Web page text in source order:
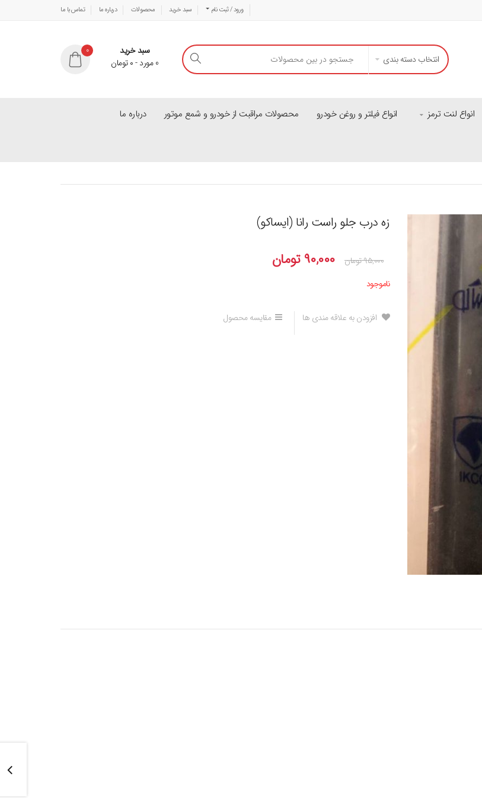
ورود / ثبت نام سبد خرید محصولات درباره ما تماس با ما
انتخاب دسته بندی
0
سبد خرید
0مورد-۰ تومان
انواع لنت ترمز انواع فیلتر و روغن خودرو محصولات مراقبت از خودرو و شمع موتور درباره ما
زه درب جلو راست رانا (ایساکو)
۹۵,۰۰۰تومان ۹۰,۰۰۰ تومان
ناموجود
افزودن به علاقه مندی ها مقایسه محصول